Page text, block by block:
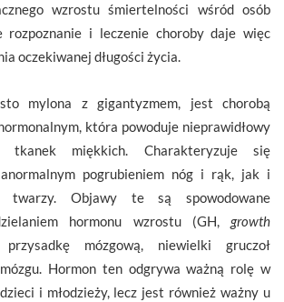
wzrostu śmiertelności wśród osób
rozpoznanie i leczenie choroby daje więc
oczekiwanej długości życia.
mylona z gigantyzmem, jest chorobą
która powoduje nieprawidłowy
miękkich. Charakteryzuje się
pogrubieniem nóg i rąk, jak i
twarzy. Objawy te są spowodowane
hormonu wzrostu (GH, growth
mózgową, niewielki gruczoł
Hormon ten odgrywa ważną rolę w
i młodzieży, lecz jest również ważny u